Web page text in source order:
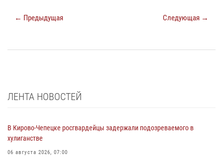
← Предыдущая Следующая →
ЛЕНТА НОВОСТЕЙ
В Кирово-Чепецке росгвардейцы задержали подозреваемого в
хулиганстве
06 августа 2026, 07:00